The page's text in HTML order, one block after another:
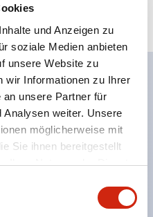
und Anzeigen zu
soziale Medien anbieten
unsere Website zu
wir Informationen zu Ihrer
an unsere Partner für
Analysen weiter. Unsere
möglicherweise mit
Sie ihnen bereitgestellt
Ihrer Nutzung der Dienste